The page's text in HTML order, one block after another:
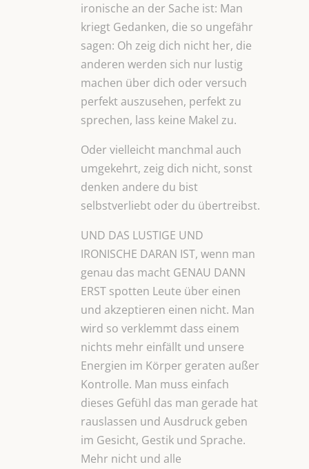
ironische an der Sache ist: Man
kriegt Gedanken, die so ungefähr
sagen: Oh zeig dich nicht her, die
anderen werden sich nur lustig
machen über dich oder versuch
perfekt auszusehen, perfekt zu
sprechen, lass keine Makel zu.
Oder vielleicht manchmal auch
umgekehrt, zeig dich nicht, sonst
denken andere du bist
selbstverliebt oder du übertreibst.
UND DAS LUSTIGE UND
IRONISCHE DARAN IST, wenn man
genau das macht GENAU DANN
ERST spotten Leute über einen
und akzeptieren einen nicht. Man
wird so verklemmt dass einem
nichts mehr einfällt und unsere
Energien im Körper geraten außer
Kontrolle. Man muss einfach
dieses Gefühl das man gerade hat
rauslassen und Ausdruck geben
im Gesicht, Gestik und Sprache.
Mehr nicht und alle